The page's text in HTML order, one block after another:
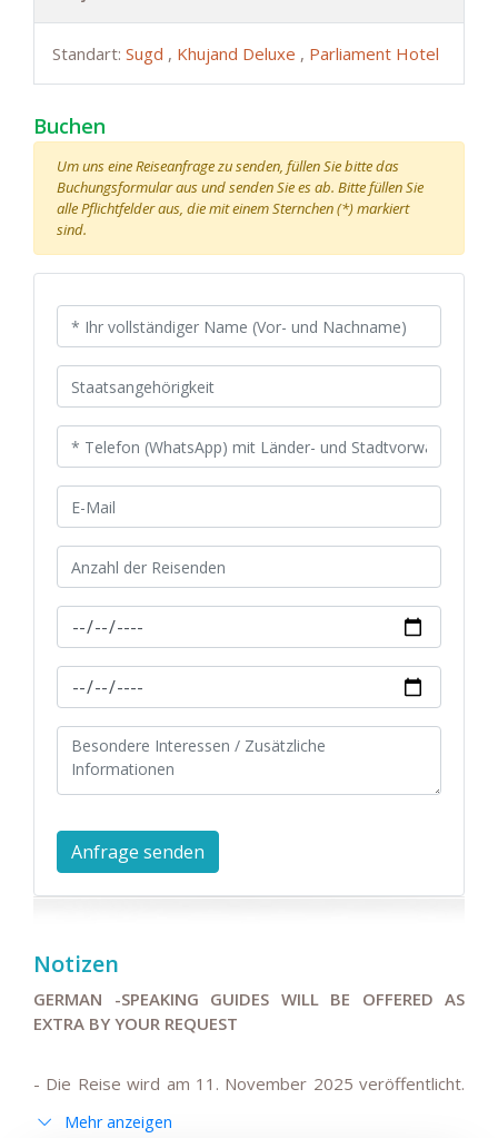
Standart: Sugd , Khujand Deluxe , Parliament Hotel
Buchen
Um uns eine Reiseanfrage zu senden, füllen Sie bitte das
Buchungsformular aus und senden Sie es ab. Bitte füllen Sie
alle Pflichtfelder aus, die mit einem Sternchen (*) markiert
sind.
Notizen
GERMAN -SPEAKING GUIDES WILL BE OFFERED AS
EXTRA BY YOUR REQUEST
- Die Reise wird am 11. November 2025 veröffentlicht.
Preise gelten für 180 Tage (6 Monate) ab
Mehr anzeigen